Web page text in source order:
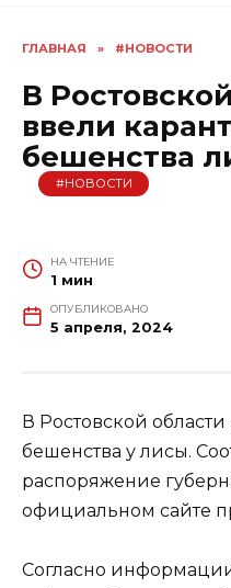
ГЛАВНАЯ » #НОВОСТИ
В
ввели
бешенства
#НОВОСТИ
НА ЧТЕНИЕ
1 мин
ОПУБЛИКОВАНО
5 апреля, 2024
В Ростовской
бешенства у лисы.
распоряжение
официальном сайте
Согласно